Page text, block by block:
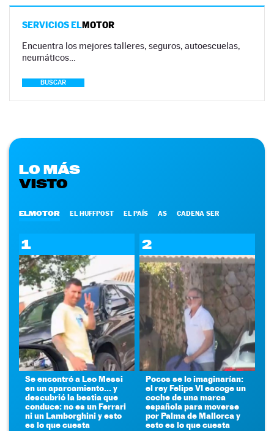
SERVICIOS ELMOTOR
Encuentra los mejores talleres, seguros, autoescuelas,
neumáticos…
BUSCAR
LO MÁS
VISTO
ELMOTOR EL HUFFPOST EL PAÍS AS CADENA SER
1
Se encontró a Leo Messi
en un aparcamiento... y
descubrió la bestia que
conduce: no es un Ferrari
ni un Lamborghini y esto
es lo que cuesta
2
Pocos se lo imaginarían:
el rey Felipe VI escoge un
coche de una marca
española para moverse
por Palma de Mallorca y
esto es lo que cuesta